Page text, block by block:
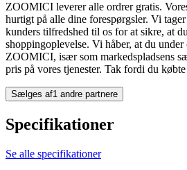
ZOOMICI leverer alle ordrer gratis.
hurtigt på alle dine forespørgsler. Vi
kunders tilfredshed til os for at sikre, at
shoppingoplevelse. Vi håber, at du
ZOOMICI, især som markedspladsens
pris på vores tjenester. Tak fordi du
Sælges af1 andre partnere
Specifikationer
Se alle specifikationer